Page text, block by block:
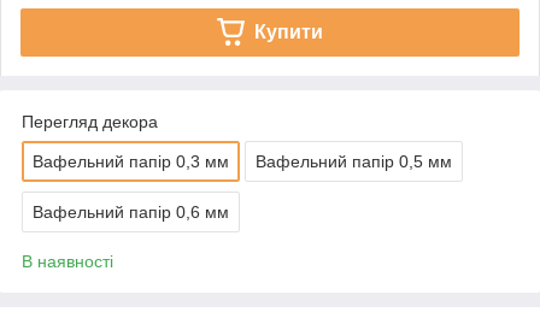
Купити
Перегляд декора
Вафельний папір 0,3 мм Вафельний папір 0,5 мм
Вафельний папір 0,6 мм
В наявності